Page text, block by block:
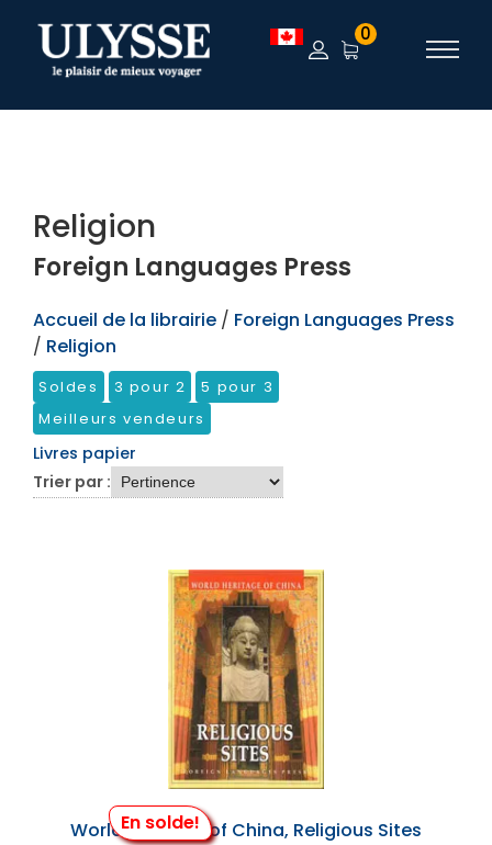
TEST 0
Religion
Foreign Languages Press
Accueil de la librairie / Foreign Languages Press
/ Religion
Soldes 3 pour 2
5 pour 3
Meilleurs vendeurs
Livres papier
Trier par :
En solde!
World Heritage of China, Religious Sites